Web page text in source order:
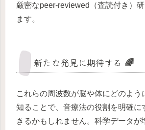
厳密なpeer-reviewed（査読付き）
ます。
新たな発見に期待する 🌈
これらの周波数が脳や体にどのよう
知ることで、音療法の役割を明確に
きるかもしれません。科学データが